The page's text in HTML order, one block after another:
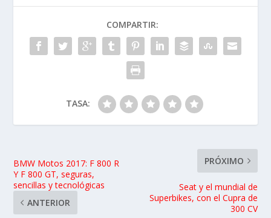
COMPARTIR:
TASA:
BMW Motos 2017: F 800 R
Y F 800 GT, seguras,
sencillas y tecnológicas
ANTERIOR
PRÓXIMO
Seat y el mundial de
Superbikes, con el Cupra de
300 CV